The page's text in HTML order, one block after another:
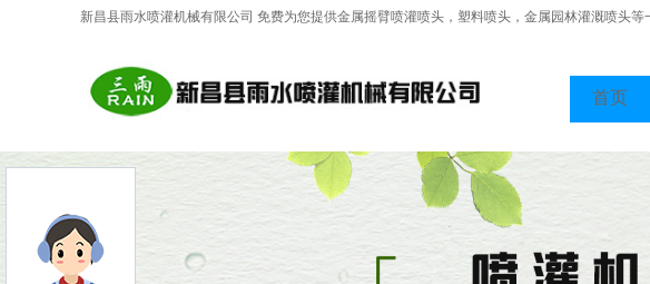
新昌县雨水喷灌机械有限公司 免费为您提供金属摇臂喷灌喷头 ，塑料喷头，金属园林灌溉喷头
首页